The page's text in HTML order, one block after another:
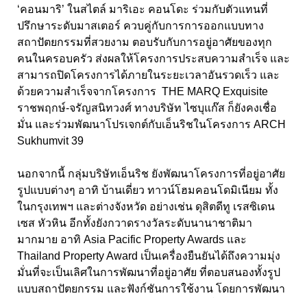
‘คอนมาริ’ ในสไตล์ มาริเอะ คอนโดะ ร่วมกับตัวแทนที่
ปรึกษาระดับมาสเตอร์ ควบคู่กับการการออกแบบทาง
สถาปัตยกรรมที่สวยงาม ตอบรับกับการอยู่อาศัยของทุก
คนในครอบครัว ส่งผลให้โครงการประสบความสำเร็จ และ
สามารถปิดโครงการได้ภายในระยะเวลาอันรวดเร็ว และ
ด้วยความสำเร็จจากโครงการ THE MARQ Exquisite
ราชพฤกษ์-จรัญสนิทวงศ์ ทางบริษัท ไซบุแก๊ส ก็ยังคงเชื่อ
มั่น และร่วมพัฒนาโปรเจกต์กับเอ็นริชในโครงการ ARCH
Sukhumvit 39
นอกจากนี้ กลุ่มบริษัทเอ็นริช ยังพัฒนาโครงการที่อยู่อาศัย
รูปแบบต่างๆ อาทิ บ้านเดี่ยว ทาวน์โฮมคอนโดมิเนียม ทั้ง
ในกรุงเทพฯ และต่างจังหวัด อย่างเช่น ดุสิตดีทู เรสซิเดน
เซส หัวหิน อีกทั้งยังกวาดรางวัลระดับนานาชาติมา
มากมาย อาทิ Asia Pacific Property Awards และ
Thailand Property Award เป็นเครื่องยืนยันได้ถึงความมุ่ง
มั่นที่จะเป็นเลิศในการพัฒนาที่อยู่อาศัย ที่ตอบสนองทั้งรูป
แบบสถาปัตยกรรม และฟังก์ชันการใช้งาน โดยการพัฒนา